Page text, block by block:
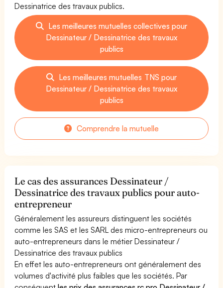
Dessinatrice des travaux publics.
Les meilleures mutuelles collectives pour
Dessinateur / Dessinatrice des travaux
publics
Les meilleures mutuelles TNS pour
Dessinateur / Dessinatrice des travaux
publics
Comprendre la mutuelle
Le cas des assurances Dessinateur /
Dessinatrice des travaux publics pour auto-
entrepreneur
Généralement les assureurs distinguent les sociétés
comme les SAS et les SARL des micro-entrepreneurs ou
auto-entrepreneurs dans le métier Dessinateur /
Dessinatrice des travaux publics
En effet les auto-entrepreneurs ont généralement des
volumes d'activité plus faibles que les sociétés. Par